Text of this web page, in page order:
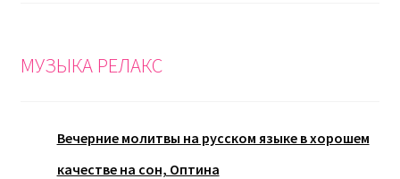
МУЗЫКА РЕЛАКС
Вечерние молитвы на русском языке в хорошем
качестве на сон, Оптина